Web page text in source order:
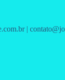
|